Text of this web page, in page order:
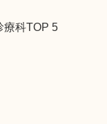
療科TOP 5